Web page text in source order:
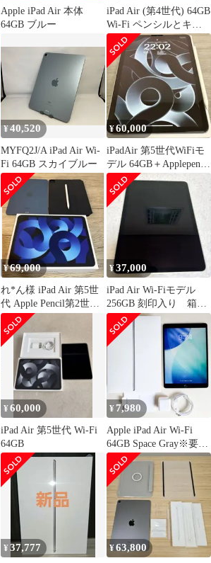
Apple iPad Air 本体
64GB ブルー
iPad Air (第4世代) 64GB
Wi-Fi ペンシルとキー
ボード付き
¥40,520
MYFQ2J/A iPad Air Wi-
Fi 64GB スカイブルー
¥60,000
iPadAir 第5世代WiFiモ
デル 64GB＋Applepencil
第二世代
¥69,000
れ*ん様 iPad Air 第5世
代 Apple Pencil第2世代
マジック
¥37,000
iPad Air Wi-Fiモデル
256GB 刻印入り 箱あ
り
¥60,000
iPad Air 第5世代 Wi-Fi
64GB
¥ 7,980
Apple iPad Air Wi-Fi
64GB Space Gray※要確
認
¥37,777 ¥63,800